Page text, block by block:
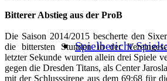
Spielbericht
Bitterer Abstieg aus der ProB
Die Saison 2014/2015 bescherte den
die bittersten Stunden in der
letzter Sekunde wurden allein drei Spiele
gegen die Dresden Titans, als Center
mit der Schlusssirene aus dem 69:68 für